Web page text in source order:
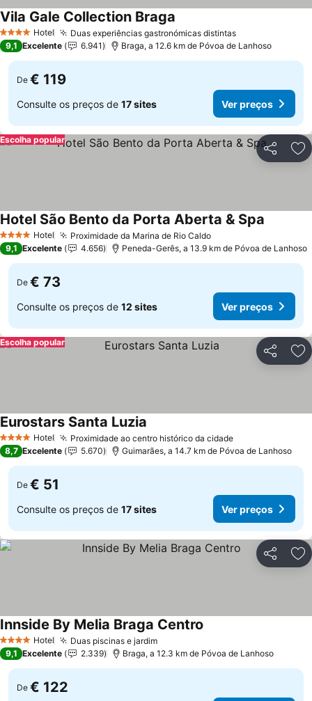
4 EstrelasHotel Duas experiências gastronómicas distintasVer preços
Vila Gale Collection Braga
9,1 Excelente 6.941 Braga, a 12.6 km de Póvoa de Lanhoso
De € 119
Consulte os preços de 17 sites Ver preços
Partilhar
Escolha popular
4 EstrelasHotel Proximidade da Marina de Rio CaldoVer preços
Hotel São Bento da Porta Aberta & Spa
9,1 Excelente 4.656 Peneda-Gerês, a 13.9 km de Póvoa de Lanhoso
De € 73
Consulte os preços de 12 sites Ver preços
Partilhar
Escolha popular
4 EstrelasHotel Proximidade ao centro histórico da cidadeVer preços
Eurostars Santa Luzia
8,7 Excelente 5.670 Guimarães, a 14.7 km de Póvoa de Lanhoso
De € 51
Consulte os preços de 17 sites Ver preços
Partilhar
4 EstrelasHotel Duas piscinas e jardimVer preços
Innside By Melia Braga Centro
9,1 Excelente 2.339 Braga, a 12.3 km de Póvoa de Lanhoso
De € 122